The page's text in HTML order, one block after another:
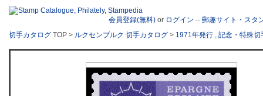
会員登録(無料) or ログイン -- 郵趣サイト・スタ
切手カタログ TOP > ルクセンブルク 切手カタログ > 1971年発行 , 記念・特殊切